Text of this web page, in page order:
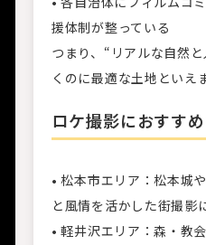
援体制が整っている
つまり、“リアルな自然
くのに最適な土地といえ
ロケ撮影におすす
• 松本市エリア：松本城
と風情を活かした街撮影
• 軽井沢エリア：森・教